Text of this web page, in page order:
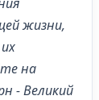
жизни,
на
- Великий